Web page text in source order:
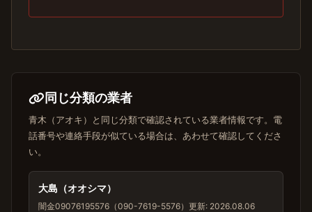
同じ分類の業者
青木（アオキ）と同じ分類で確認されている業者情報です。電
話番号や連絡手段が似ている場合は、あわせて確認してくださ
い。
大島（オオシマ）
闇金09076195576（090-7619-5576） 更新: 2026.08.06